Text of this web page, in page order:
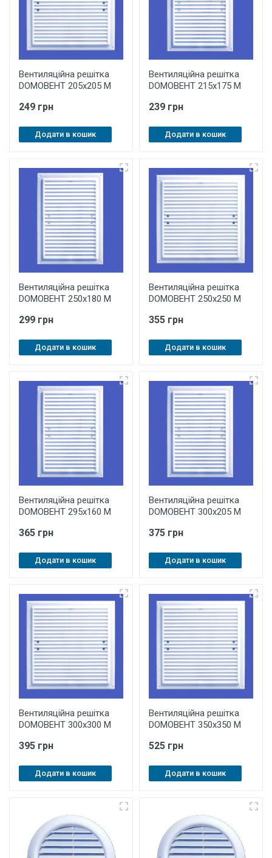
Вентиляційна решітка
DOMOВЕНТ 205х205 М
249 грн
Додати в кошик
Вентиляційна решітка
DOMOВЕНТ 215х175 М
239 грн
Додати в кошик
Вентиляційна решітка
DOMOВЕНТ 250х180 М
299 грн
Додати в кошик
Вентиляційна решітка
DOMOВЕНТ 250х250 М
355 грн
Додати в кошик
Вентиляційна решітка
DOMOВЕНТ 295х160 М
365 грн
Додати в кошик
Вентиляційна решітка
DOMOВЕНТ 300х205 М
375 грн
Додати в кошик
Вентиляційна решітка
DOMOВЕНТ 300х300 М
395 грн
Додати в кошик
Вентиляційна решітка
DOMOВЕНТ 350х350 М
525 грн
Додати в кошик